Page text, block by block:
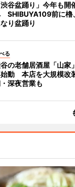
渋谷盆踊り」今年も開
SHIBUYA109前に櫓
り盆踊り
る
の老舗居酒屋「山家
動 本店を大規模改装
深夜営業も